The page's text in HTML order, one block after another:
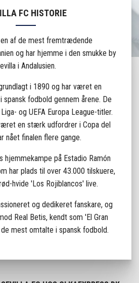
FC HISTORIE
en af de mest fremtrædende
og har hjemme i den smukke by
i Andalusien.
i 1890 og har været en
fodbold gennem årene. De
og UEFA Europa League-titler.
en stærk udfordrer i Copa del
nået finalen flere gange.
hjemmekampe på Estadio Ramón
har plads til over 43.000 tilskuere,
hvide 'Los Rojiblancos' live.
og dedikeret fanskare, og
Real Betis, kendt som 'El Gran
mest omtalte i spansk fodbold.